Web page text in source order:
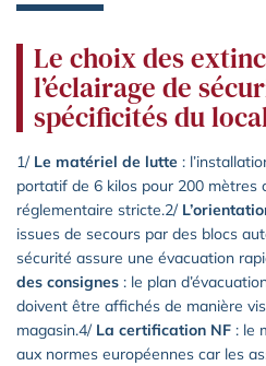
Le choix des
l’éclairage de
spécificités du
1/ Le matériel de lutte :
portatif de 6 kilos pour 200 mètres
réglementaire stricte.2/
issues de secours par des blocs
sécurité assure une évacuation
des consignes : le plan
doivent être affichés de manière
magasin.4/ La certification NF : le
aux normes européennes car les